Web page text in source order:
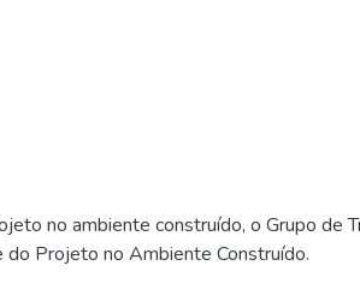
no ambiente construído, o Grupo de
Projeto no Ambiente Construído.